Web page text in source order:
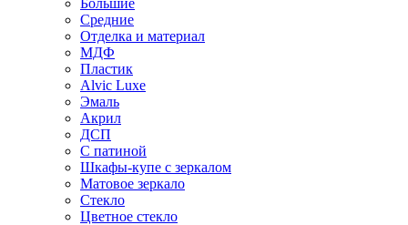
Большие
Средние
Отделка и материал
МДФ
Пластик
Alvic Luxe
Эмаль
Акрил
ДСП
С патиной
Шкафы-купе с зеркалом
Матовое зеркало
Стекло
Цветное стекло